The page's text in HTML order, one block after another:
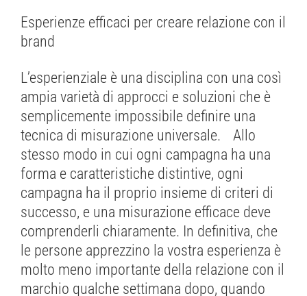
Esperienze efficaci per creare relazione con il
brand
L’esperienziale è una disciplina con una così
ampia varietà di approcci e soluzioni che è
semplicemente impossibile definire una
tecnica di misurazione universale. Allo
stesso modo in cui ogni campagna ha una
forma e caratteristiche distintive, ogni
campagna ha il proprio insieme di criteri di
successo, e una misurazione efficace deve
comprenderli chiaramente. In definitiva, che
le persone apprezzino la vostra esperienza è
molto meno importante della relazione con il
marchio qualche settimana dopo, quando